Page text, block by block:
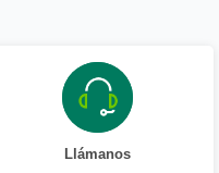
Llámanos